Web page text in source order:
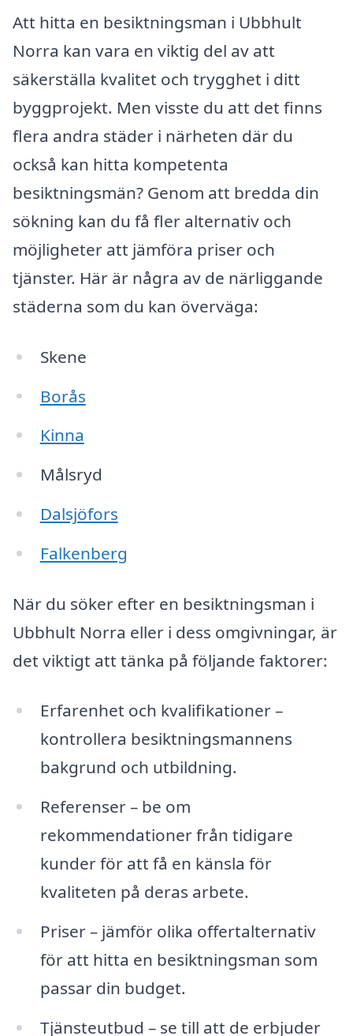
Att hitta en besiktningsman i Ubbhult
Norra kan vara en viktig del av att
säkerställa kvalitet och trygghet i ditt
byggprojekt. Men visste du att det finns
flera andra städer i närheten där du
också kan hitta kompetenta
besiktningsmän? Genom att bredda din
sökning kan du få fler alternativ och
möjligheter att jämföra priser och
tjänster. Här är några av de närliggande
städerna som du kan överväga:
Skene
Borås
Kinna
Målsryd
Dalsjöfors
Falkenberg
När du söker efter en besiktningsman i
Ubbhult Norra eller i dess omgivningar, är
det viktigt att tänka på följande faktorer:
Erfarenhet och kvalifikationer –
kontrollera besiktningsmannens
bakgrund och utbildning.
Referenser – be om
rekommendationer från tidigare
kunder för att få en känsla för
kvaliteten på deras arbete.
Priser – jämför olika offertalternativ
för att hitta en besiktningsman som
passar din budget.
Tjänsteutbud – se till att de erbjuder